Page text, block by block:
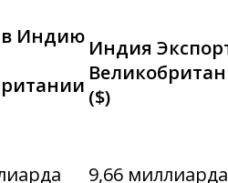
Индию Индия
($)
9,66 миллиарда